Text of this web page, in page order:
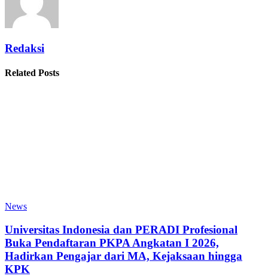
Redaksi
Related Posts
News
Universitas Indonesia dan PERADI Profesional
Buka Pendaftaran PKPA Angkatan I 2026,
Hadirkan Pengajar dari MA, Kejaksaan hingga
KPK